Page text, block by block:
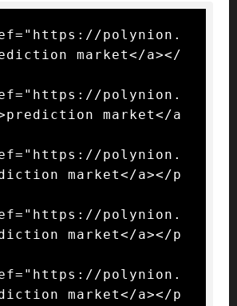
polynion.
market</a></
polynion.
market</a
polynion.
market</a></p
polynion.
market</a></p
polynion.
market</a></p